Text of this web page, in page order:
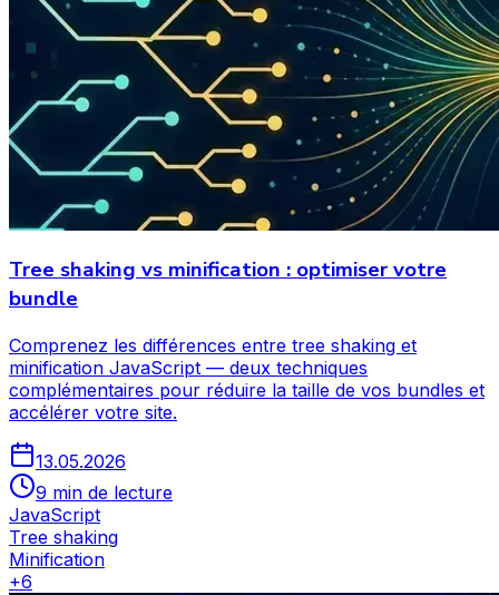
Tree shaking vs minification : optimiser votre
bundle
Comprenez les différences entre tree shaking et
minification JavaScript — deux techniques
complémentaires pour réduire la taille de vos bundles et
accélérer votre site.
13.05.2026
9 min de lecture
JavaScript
Tree shaking
Minification
+6